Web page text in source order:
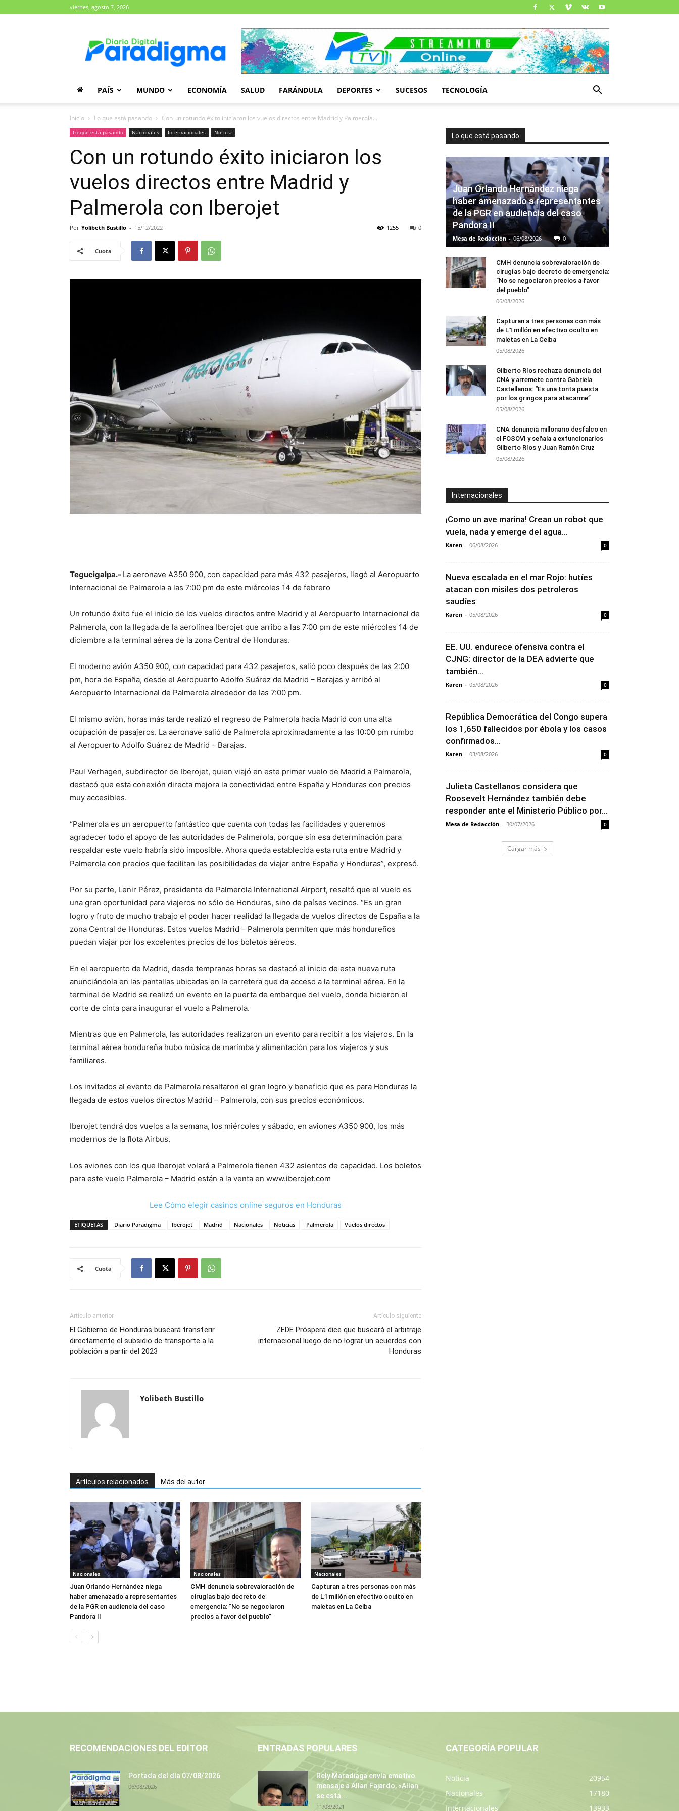
viernes, agosto 7, 2026
Paradigma
PAÍS MUNDO ECONOMÍA SALUD FARÁNDULA DEPORTES SUCESOS TECNOLOGÍA
Inicio Lo que está pasando Con un rotundo éxito iniciaron los vuelos directos entre Madrid y Palmerola...
Lo que está pasando Nacionales Internacionales Noticia
Con un rotundo éxito iniciaron los
vuelos directos entre Madrid y
Palmerola con Iberojet
Por Yolibeth Bustillo - 15/12/2022 0
1255
Cuota
Tegucigalpa.- La aeronave A350 900, con capacidad para más 432 pasajeros, llegó al Aeropuerto
Internacional de Palmerola a las 7:00 pm de este miércoles 14 de febrero
Un rotundo éxito fue el inicio de los vuelos directos entre Madrid y el Aeropuerto Internacional de
Palmerola, con la llegada de la aerolínea Iberojet que arribo a las 7:00 pm de este miércoles 14 de
diciembre a la terminal aérea de la zona Central de Honduras.
El moderno avión A350 900, con capacidad para 432 pasajeros, salió poco después de las 2:00
pm, hora de España, desde el Aeropuerto Adolfo Suárez de Madrid – Barajas y arribó al
Aeropuerto Internacional de Palmerola alrededor de las 7:00 pm.
El mismo avión, horas más tarde realizó el regreso de Palmerola hacia Madrid con una alta
ocupación de pasajeros. La aeronave salió de Palmerola aproximadamente a las 10:00 pm rumbo
al Aeropuerto Adolfo Suárez de Madrid – Barajas.
Paul Verhagen, subdirector de Iberojet, quien viajó en este primer vuelo de Madrid a Palmerola,
destacó que esta conexión directa mejora la conectividad entre España y Honduras con precios
muy accesibles.
“Palmerola es un aeropuerto fantástico que cuenta con todas las facilidades y queremos
agradecer todo el apoyo de las autoridades de Palmerola, porque sin esa determinación para
respaldar este vuelo habría sido imposible. Ahora queda establecida esta ruta entre Madrid y
Palmerola con precios que facilitan las posibilidades de viajar entre España y Honduras”, expresó.
Por su parte, Lenir Pérez, presidente de Palmerola International Airport, resaltó que el vuelo es
una gran oportunidad para viajeros no sólo de Honduras, sino de países vecinos. “Es un gran
logro y fruto de mucho trabajo el poder hacer realidad la llegada de vuelos directos de España a la
zona Central de Honduras. Estos vuelos Madrid – Palmerola permiten que más hondureños
puedan viajar por los excelentes precios de los boletos aéreos.
En el aeropuerto de Madrid, desde tempranas horas se destacó el inicio de esta nueva ruta
anunciándola en las pantallas ubicadas en la carretera que da acceso a la terminal aérea. En la
terminal de Madrid se realizó un evento en la puerta de embarque del vuelo, donde hicieron el
corte de cinta para inaugurar el vuelo a Palmerola.
Mientras que en Palmerola, las autoridades realizaron un evento para recibir a los viajeros. En la
terminal aérea hondureña hubo música de marimba y alimentación para los viajeros y sus
familiares.
Los invitados al evento de Palmerola resaltaron el gran logro y beneficio que es para Honduras la
llegada de estos vuelos directos Madrid – Palmerola, con sus precios económicos.
Iberojet tendrá dos vuelos a la semana, los miércoles y sábado, en aviones A350 900, los más
modernos de la flota Airbus.
Los aviones con los que Iberojet volará a Palmerola tienen 432 asientos de capacidad. Los boletos
para este vuelo Palmerola – Madrid están a la venta en www.iberojet.com
Lee Cómo elegir casinos online seguros en Honduras
ETIQUETAS Diario Paradigma Iberojet Madrid Nacionales Noticias Palmerola Vuelos directos
Cuota
Artículo anterior
El Gobierno de Honduras buscará transferir
directamente el subsidio de transporte a la
población a partir del 2023
Artículo siguiente
ZEDE Próspera dice que buscará el arbitraje
internacional luego de no lograr un acuerdos con
Honduras
Yolibeth Bustillo
Artículos relacionados Más del autor
Nacionales
Juan Orlando Hernández niega
haber amenazado a representantes
de la PGR en audiencia del caso
Pandora II
Nacionales
CMH denuncia sobrevaloración de
cirugías bajo decreto de
emergencia: “No se negociaron
precios a favor del pueblo”
Nacionales
Capturan a tres personas con más
de L1 millón en efectivo oculto en
maletas en La Ceiba
Lo que está pasando
Juan Orlando Hernández niega
haber amenazado a representantes
de la PGR en audiencia del caso
Pandora II
Mesa de Redacción - 06/08/2026 0
CMH denuncia sobrevaloración de
cirugías bajo decreto de emergencia:
“No se negociaron precios a favor
del pueblo”
06/08/2026
Capturan a tres personas con más
de L1 millón en efectivo oculto en
maletas en La Ceiba
05/08/2026
Gilberto Ríos rechaza denuncia del
CNA y arremete contra Gabriela
Castellanos: “Es una tonta puesta
por los gringos para atacarme”
05/08/2026
CNA denuncia millonario desfalco en
el FOSOVI y señala a exfuncionarios
Gilberto Ríos y Juan Ramón Cruz
05/08/2026
Internacionales
¡Como un ave marina! Crean un robot que
vuela, nada y emerge del agua...
Karen - 06/08/2026 0
Nueva escalada en el mar Rojo: hutíes
atacan con misiles dos petroleros
saudíes
Karen - 05/08/2026 0
EE. UU. endurece ofensiva contra el
CJNG: director de la DEA advierte que
también...
Karen - 05/08/2026 0
República Democrática del Congo supera
los 1,650 fallecidos por ébola y los casos
confirmados...
Karen - 03/08/2026 0
Julieta Castellanos considera que
Roosevelt Hernández también debe
responder ante el Ministerio Público por...
Mesa de Redacción - 30/07/2026 0
Cargar más
RECOMENDACIONES DEL EDITOR
Portada del día 07/08/2026
06/08/2026
ENTRADAS POPULARES
Rely Maradiaga envía emotivo
mensaje a Allan Fajardo, «Allan
se está...
11/08/2021
CATEGORÍA POPULAR
Noticia
20954
Nacionales
17180
Internacionales
13933